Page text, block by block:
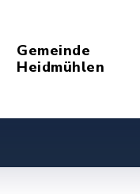
Gemeinde
Heidmühlen